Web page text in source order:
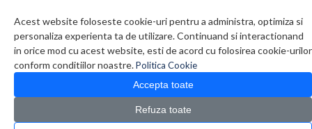
Acest website foloseste cookie-uri pentru a administra, optimiza si
personaliza experienta ta de utilizare. Continuand si interactionand
in orice mod cu acest website, esti de acord cu folosirea cookie-urilor
conform conditiilor noastre.Politica Cookie
Accepta toate
Refuza toate
0 produs(e)
CATALOG PRODUSE